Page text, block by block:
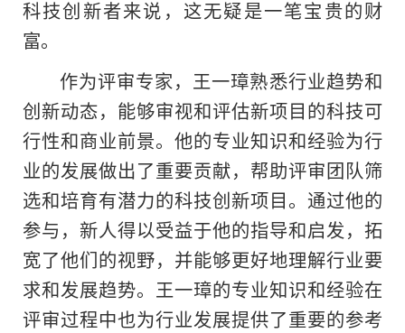
科技创新者来说，这无疑是一笔宝贵的财
富。
作为评审专家， 王一璋熟悉行业趋势和
创新动态，能够审视和评估新项目的科技可
行性和商业前景。他的专业知识和经验为行
业的发展做出了重要贡献，帮助评审团队筛
选和培育有潜力的科技创新项目。通过他的
参与，新人得以受益于他的指导和启发，拓
宽了他们的视野，并能够更好地理解行业要
求和发展趋势。王一璋的专业知识和经验在
评审过程中也为行业发展提供了重要的参考